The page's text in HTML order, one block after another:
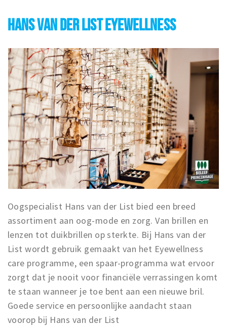
HANS VAN DER LIST EYEWELLNESS
Oogspecialist Hans van der List bied een breed
assortiment aan oog-mode en zorg. Van brillen en
lenzen tot duikbrillen op sterkte. Bij Hans van der
List wordt gebruik gemaakt van het Eyewellness
care programme, een spaar-programma wat ervoor
zorgt dat je nooit voor financiële verrassingen komt
te staan wanneer je toe bent aan een nieuwe bril.
Goede service en persoonlijke aandacht staan
voorop bij Hans van der List